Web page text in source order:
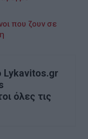
που ζουν σε
Lykavitos.gr
όλες τις